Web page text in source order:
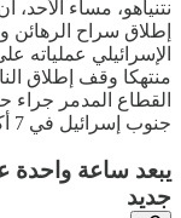
نتنياهو، مساء الأحد،
إطلاق سراح
الإسرائيلي عملياته
القطاع المدمر
جنوب إسرائيل في 7 أكتوبر 2023.
يبعد ساعة واحدة
جديد